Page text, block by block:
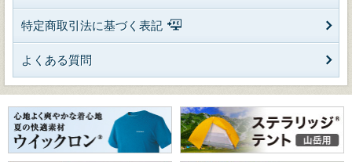
特定商取引法に基づく表記
よくある質問